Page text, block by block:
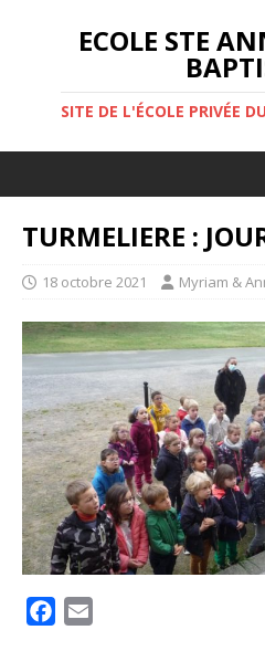
ECOLE STE
SITE DE L'ÉCOLE PRIVÉE
TURMELIERE :
18 octobre 2021 Myriam &